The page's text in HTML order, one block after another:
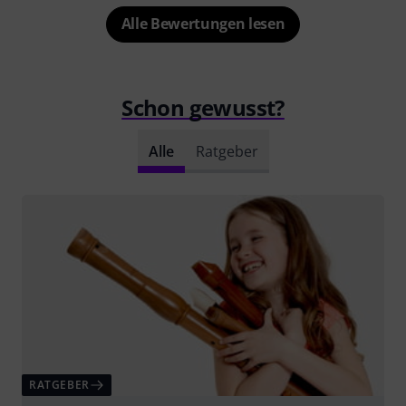
Alle Bewertungen lesen
Schon gewusst?
Alle Ratgeber
RATGEBER